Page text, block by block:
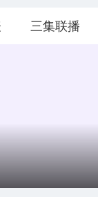
三集联播